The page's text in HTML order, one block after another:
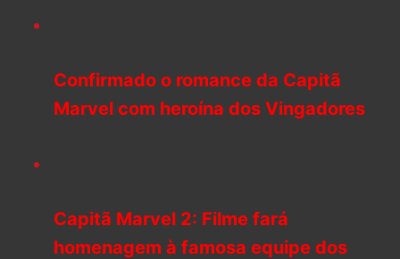
Confirmado o romance da Capitã
Marvel com heroína dos Vingadores
Capitã Marvel 2: Filme fará
homenagem à famosa equipe dos